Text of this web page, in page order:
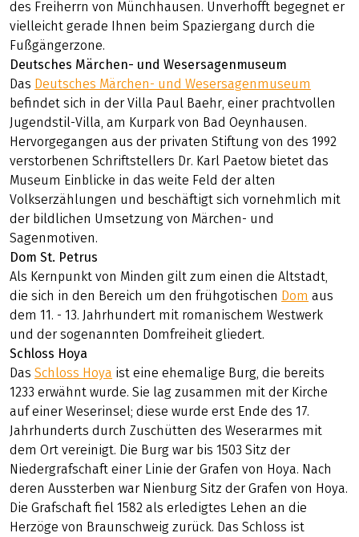
unvergleichlichen Fabulierers Hieronymus Carl Friedrich
Freiherr vonMünchhausen(1720 bis 1797). Auch wenn im
Geburtshaus des wortgewaltigen Geschichtenerzählers
mit Hang zur kleinen Übertreibung inzwischen seriöse
Politik gemacht wird – durch die verwinkelten Altstadt-
Gässchen weht an manchen Tagen noch heute der Geist
des Freiherrn von Münchhausen. Unverhofft begegnet er
vielleicht gerade Ihnen beim Spaziergang durch die
Fußgängerzone.
Deutsches Märchen- und Wesersagenmuseum
DasDeutsches Märchen- und Wesersagenmuseum
befindet sich in der Villa Paul Baehr, einer prachtvollen
Jugendstil-Villa, am Kurpark von Bad Oeynhausen.
Hervorgegangen aus der privaten Stiftung von des 1992
verstorbenen Schriftstellers Dr. Karl Paetow bietet das
Museum Einblicke in das weite Feld der alten
Volkserzählungen und beschäftigt sich vornehmlich mit
der bildlichen Umsetzung von Märchen- und
Sagenmotiven.
Dom St. Petrus
Als Kernpunkt von Minden gilt zum einen die Altstadt,
die sich in den Bereich um den frühgotischenDom
dem 11. - 13. Jahrhundert mit romanischem Westwerk
und der sogenannten Domfreiheit gliedert.
Schloss Hoya
DasSchloss Hoyaist eine ehemalige Burg, die bereits
1233 erwähnt wurde. Sie lag zusammen mit der Kirche
auf einer Weserinsel; diese wurde erst Ende des 17.